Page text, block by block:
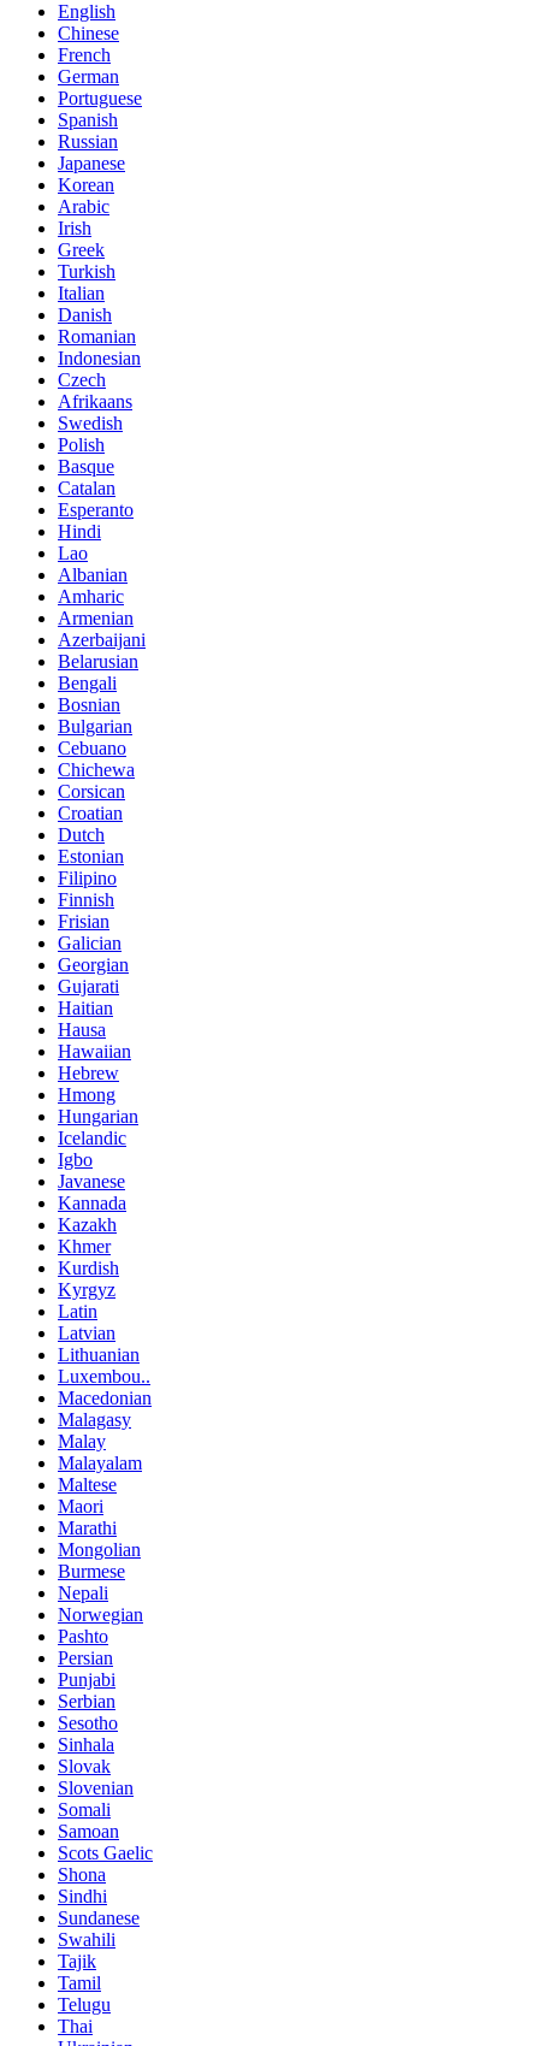
English
Chinese
French
German
Portuguese
Spanish
Russian
Japanese
Korean
Arabic
Irish
Greek
Turkish
Italian
Danish
Romanian
Indonesian
Czech
Afrikaans
Swedish
Polish
Basque
Catalan
Esperanto
Hindi
Lao
Albanian
Amharic
Armenian
Azerbaijani
Belarusian
Bengali
Bosnian
Bulgarian
Cebuano
Chichewa
Corsican
Croatian
Dutch
Estonian
Filipino
Finnish
Frisian
Galician
Georgian
Gujarati
Haitian
Hausa
Hawaiian
Hebrew
Hmong
Hungarian
Icelandic
Igbo
Javanese
Kannada
Kazakh
Khmer
Kurdish
Kyrgyz
Latin
Latvian
Lithuanian
Luxembou..
Macedonian
Malagasy
Malay
Malayalam
Maltese
Maori
Marathi
Mongolian
Burmese
Nepali
Norwegian
Pashto
Persian
Punjabi
Serbian
Sesotho
Sinhala
Slovak
Slovenian
Somali
Samoan
Scots Gaelic
Shona
Sindhi
Sundanese
Swahili
Tajik
Tamil
Telugu
Thai